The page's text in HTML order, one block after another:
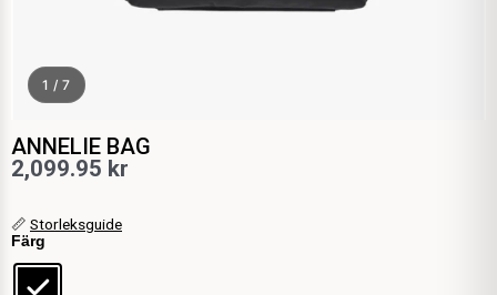
1 / 7
ANNELIE BAG
2,099.95 kr
📏 Storleksguide
Färg
ANNELIE
BAG
mängd